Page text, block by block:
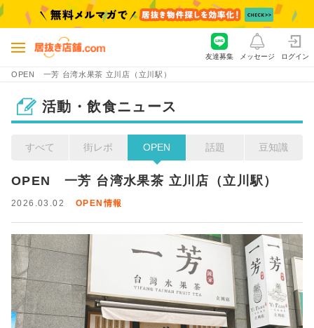
OPEN 一芳 台湾水果茶 立川店（立川駅）
友達募集 メッセージ ログイン
活動・飲食ニュース
すべて 街レポ OPEN 話題 豆知識
OPEN　一芳 台湾水果茶 立川店（立川駅）
2026.03.02 OPEN情報